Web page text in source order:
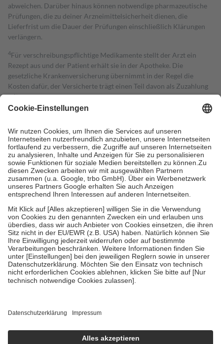
abweichen. Darüber hinaus können notwendige pharmazeutische
Prüfungen, die zu deiner Arzneimittelsicherheit dienen, die
Lieferfrist um die Dauer der Prüfungen einschließlich Klärungen
verlängern.
4Für verschreibungspflichtige Medikamente stellt der Arzt ein
Rezept aus und der Patient erhält sie in der Apotheke. Die
gesetzliche Krankenversicherung übernimmt in der Regel die
Kosten dafür, der Versicherte trägt einen Teil davon als Zuzahlung
mit.
Grundsätzlich leisten Mitglieder Zuzahlungen in Höhe von zehn
höchstens zehn Euro.
Es sind jedoch nie mehr als die tatsächlichen
Kosten der Leistung zu entrichten.
Diese Regeln gelten grundsätzlich auch für Online-Apotheken.
Bei Heilmitteln und häuslicher Krankenpflege beträgt die
Zuzahlung zehn Prozent der Kosten sowie zehn Euro je
Verordnung.
Um das Engagement der Versicherten für ihre eigene Gesundheit zu
stärken und die besondere Stellung der Familie zu unterstützen,
fallenkeine Zuzahlungenan bei:
• Kindern und Jugendlichen bis zum vollendeten 18. Lebensjahr
mit Ausnahme der Fahrkosten
• Untersuchungen zur Vorsorge und Früherkennung, die von der
GKV getragen werden
• empfohlenen Schutzimpfungen
• Harn- und Blutteststreifen
getroffen, um sicherzustellen, dass es sich um echte Bewertungen
https://help.etrusted.com/hc/de/articles/4419944605341